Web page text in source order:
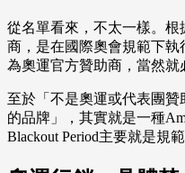
從名單看來，不太一樣。
商，是在國際奧會規範下
為奧運官方贊助商，當然就
至於「不是奧運或代表團
的品牌」，其實就是一種
Blackout Period主要就是規